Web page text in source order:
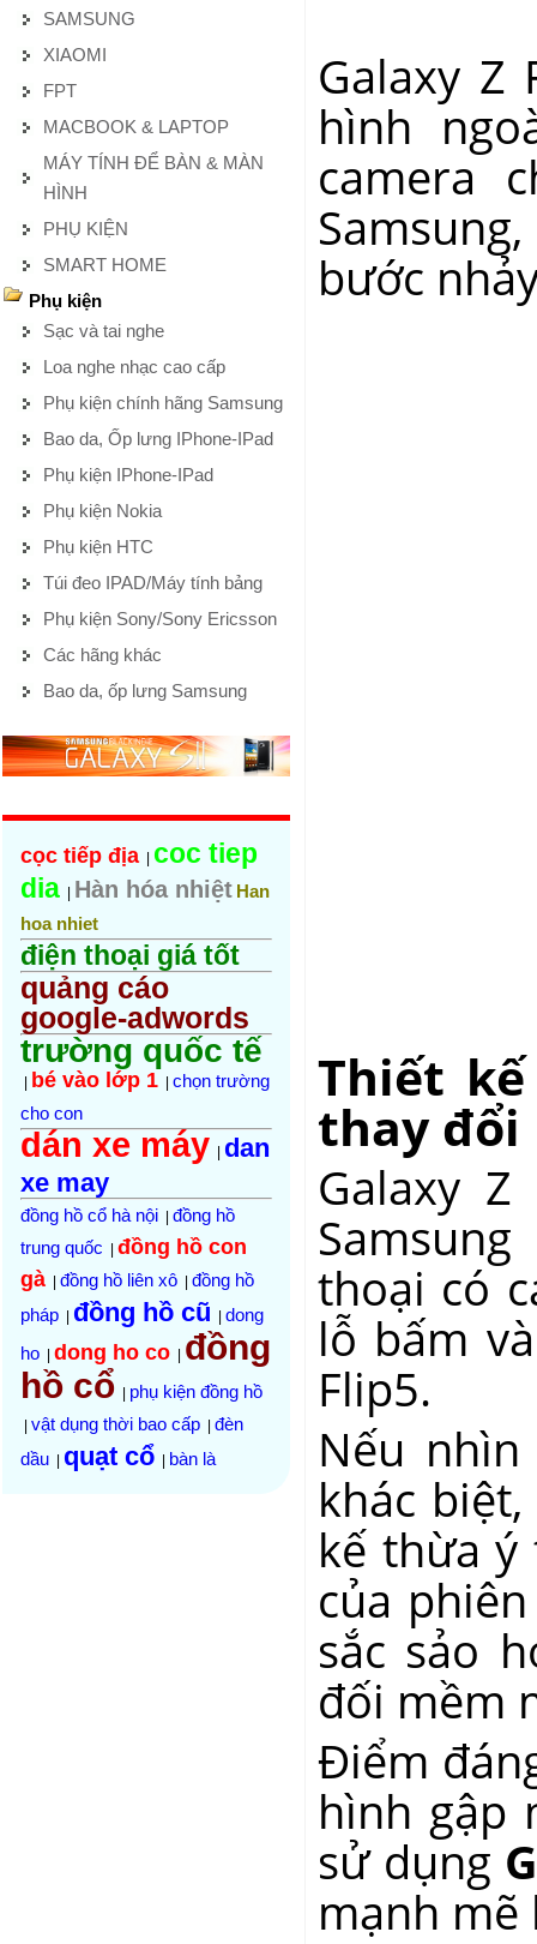
SAMSUNG
XIAOMI
FPT
MACBOOK & LAPTOP
MÁY TÍNH ĐỂ BÀN & MÀN
HÌNH
PHỤ KIỆN
SMART HOME
Phụ kiện
Sạc và tai nghe
Loa nghe nhạc cao cấp
Phụ kiện chính hãng Samsung
Bao da, Ốp lưng IPhone-IPad
Phụ kiện IPhone-IPad
Phụ kiện Nokia
Phụ kiện HTC
Túi đeo IPAD/Máy tính bảng
Phụ kiện Sony/Sony Ericsson
Các hãng khác
Bao da, ốp lưng Samsung
cọc tiếp địa
coc tiep
dia Hàn hóa nhiệt Han
hoa nhiet
điện thoại giá tốt
quảng cáo
google-adwords
trường quốc tế
bé vào lớp 1
chọn trường
cho con
dán xe máy dan
xe may
đồng hồ cổ hà nội
đồng hồ
trung quốc
đồng hồ con
gà
đồng hồ liên xô
đồng hồ
pháp
đồng hồ cũ
dong
ho
dong ho co
đồng
hồ cổ
phụ kiện đồng hồ
vật dụng thời bao cấp
đèn
dầu
quạt cổ bàn là
Galaxy Z
hình
camera
bước
Thiết
thay đổi
Galaxy
thoại có
lỗ bấm
Flip5.
Nếu
khác
kế thừa
của
sắc sảo
đối mềm
Điểm
hình gập
sử dụng
mạnh mẽ